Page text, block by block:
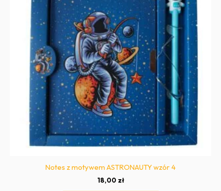
Notes z motywem ASTRONAUTY wzór 4
18,00 zł